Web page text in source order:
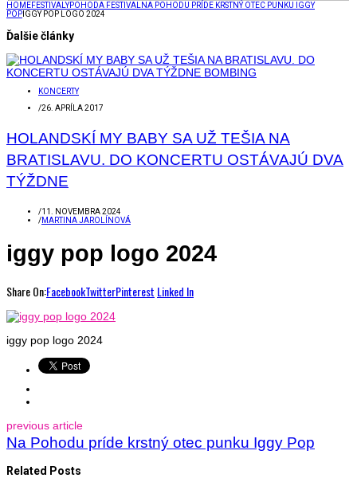
HOMEFESTIVALYPOHODA FESTIVAL
NA POHODU PRÍDE KRSTNÝ OTEC PUNKU IGGY
POP IGGY POP LOGO 2024
Ďalšie články
KONCERTY
/26. APRÍLA 2017
HOLANDSKÍ MY BABY SA UŽ TEŠIA NA
BRATISLAVU. DO KONCERTU OSTÁVAJÚ DVA
TÝŽDNE
/11. NOVEMBRA 2024
/MARTINA JAROLÍNOVÁ
iggy pop logo 2024
Share On:FacebookTwitterPinterest Linked In
iggy pop logo 2024
previous article
Na Pohodu príde krstný otec punku Iggy Pop
Related Posts